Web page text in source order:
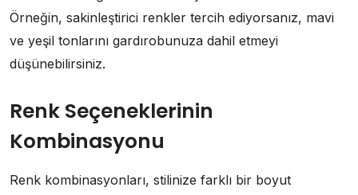
Örneğin, sakinleştirici renkler tercih ediyorsanız, mavi
ve yeşil tonlarını gardırobunuza dahil etmeyi
düşünebilirsiniz.
Renk Seçeneklerinin
Kombinasyonu
Renk kombinasyonları, stilinize farklı bir boyut